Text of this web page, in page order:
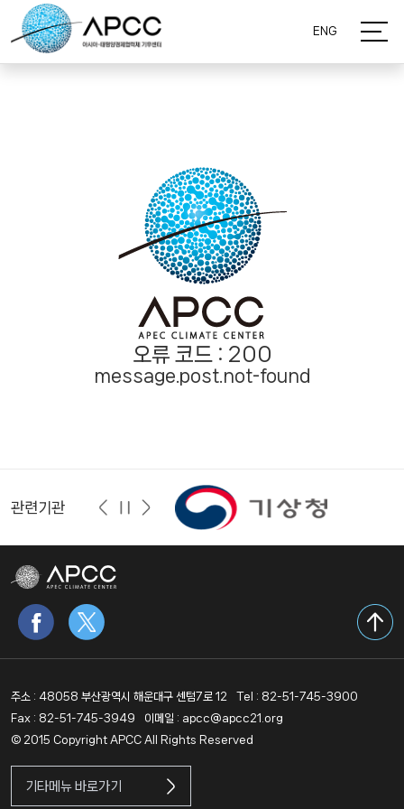
ENG
오류 코드 : 200
message.post.not-found
관련기관
주소 : 48058 부산광역시 해운대구 센텀7로 12
Tel : 82-51-745-3900
Fax : 82-51-745-3949
이메일 : apcc@apcc21.org
© 2015 Copyright APCC All Rights Reserved
기타메뉴 바로가기